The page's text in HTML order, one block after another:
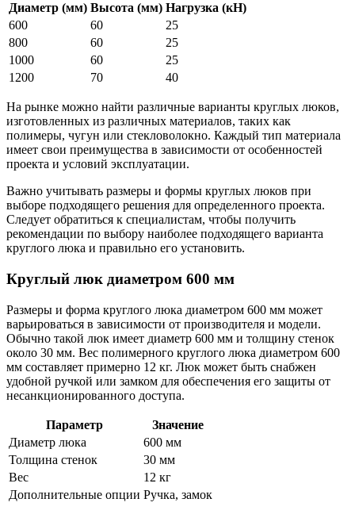
Диаметр (мм) Высота (мм) Нагрузка (кН)
600
60
25
800
60
25
1000
60
25
1200
70 40
На рынке можно найти различные варианты круглых люков,
изготовленных из различных материалов, таких как
полимеры, чугун или стекловолокно. Каждый тип материала
имеет свои преимущества в зависимости от особенностей
проекта и условий эксплуатации.
Важно учитывать размеры и формы круглых люков при
выборе подходящего решения для определенного проекта.
Следует обратиться к специалистам, чтобы получить
рекомендации по выбору наиболее подходящего варианта
круглого люка и правильно его установить.
Круглый люк диаметром 600 мм
Размеры и форма круглого люка диаметром 600 мм может
варьироваться в зависимости от производителя и модели.
Обычно такой люк имеет диаметр 600 мм и толщину стенок
около 30 мм. Вес полимерного круглого люка диаметром 600
мм составляет примерно 12 кг. Люк может быть снабжен
удобной ручкой или замком для обеспечения его защиты от
несанкционированного доступа.
Параметр
Значение
Диаметр люка
600 мм
Толщина стенок
30 мм
Вес
12 кг
Дополнительные опции Ручка, замок